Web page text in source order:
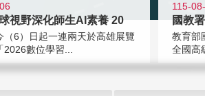
視野深化師生AI素養 20
（6）日起一連兩天於高雄展覽
數位學習...
115-
教育部
全國高